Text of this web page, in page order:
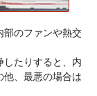
部のファンや熱交
したりすると、内
他、最悪の場合は